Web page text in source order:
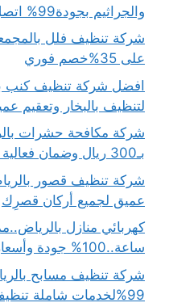
والجراثيم بجودة99% اتصل بنا الان
على 35%خصم فوري
لتنظيف بالبخار وتعقيم
شركة مكافحة حشرات
بـ300 ريال وضمان فعالية 100%..اتصل بنا
عميق لجميع أركان قصرِك
ساعة..100% جودة وأسعار مُنافسة
99%لخدمات شاملة